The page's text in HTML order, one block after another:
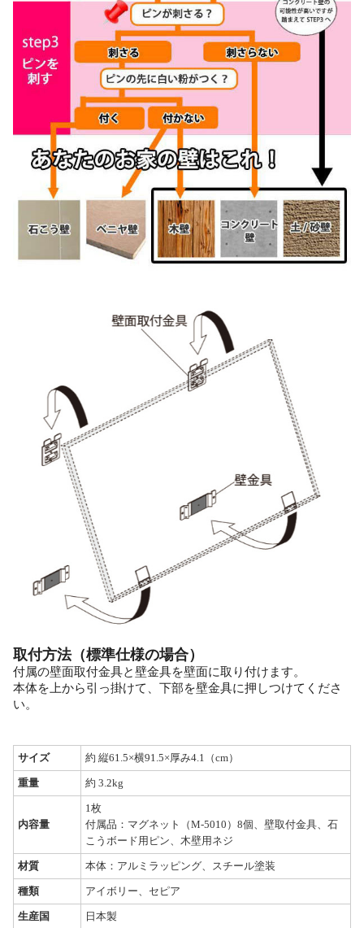
取付方法（標準仕様の場合）
付属の壁面取付金具と壁金具を壁面に取り付けます。
本体を上から引っ掛けて、下部を壁金具に押しつけてくださ
い。
サイズ 約 縦61.5×横91.5×厚み4.1（cm）
重量 約 3.2kg
内容量
1枚
付属品：マグネット（M-5010）8個、壁取付金具、石
こうボード用ピン、木壁用ネジ
材質 本体：アルミラッピング、スチール塗装
種類 アイボリー、セピア
生産国 日本製